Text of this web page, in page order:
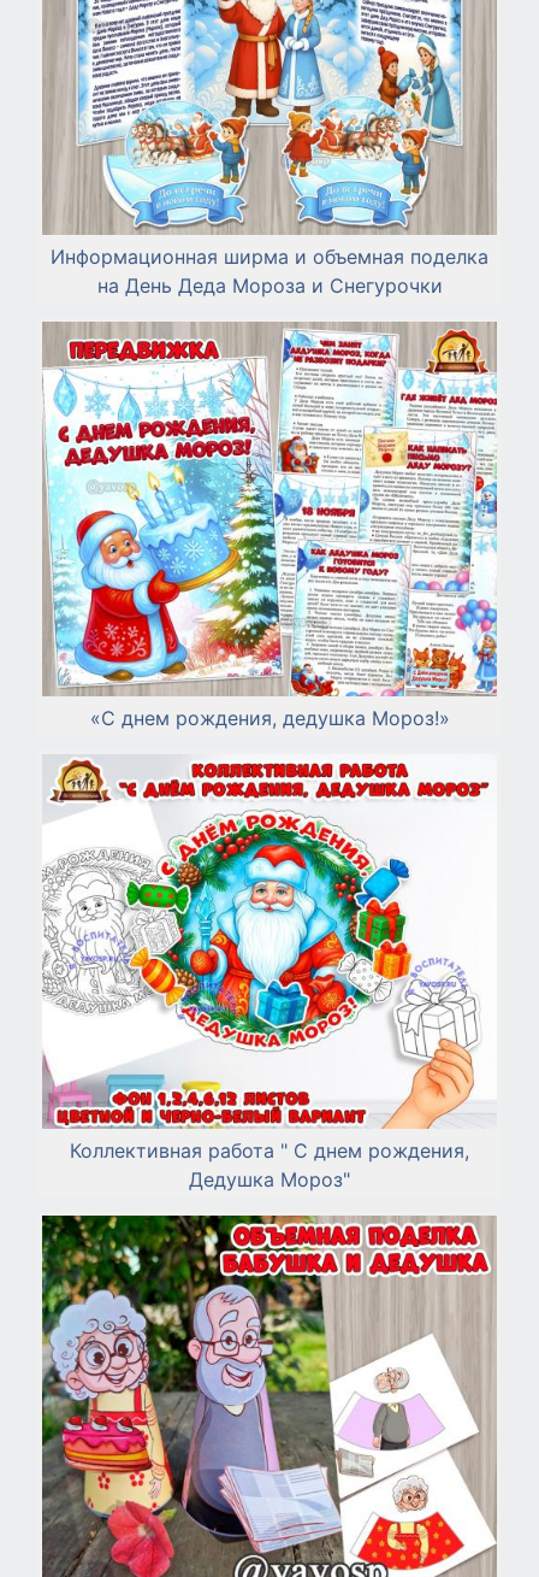
Информационная ширма и объемная поделка
на День Деда Мороза и Снегурочки
«С днем рождения, дедушка Мороз!»
Коллективная работа " С днем рождения,
Дедушка Мороз"